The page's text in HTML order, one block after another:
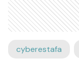
cyberestafa